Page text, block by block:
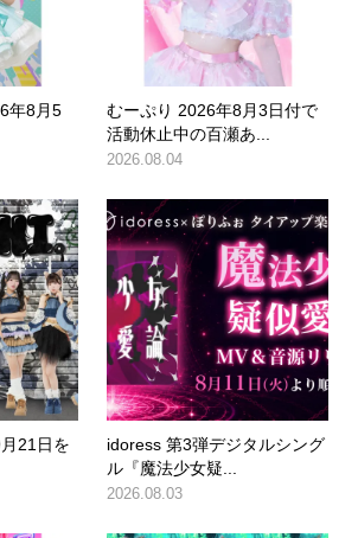
年8月5
むーぷり 2026年8月3日付で
活動休止中の百瀬あ...
2026.08.04
21日を
idoress 第3弾デジタルシング
ル『魔法少女疑...
2026.08.03